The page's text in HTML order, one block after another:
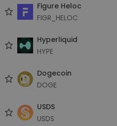
Figure Heloc
FIGR_HELOC
Hyperliquid
HYPE
Dogecoin
DOGE
USDS
USDS